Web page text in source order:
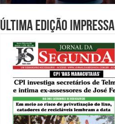
Última edição impressa